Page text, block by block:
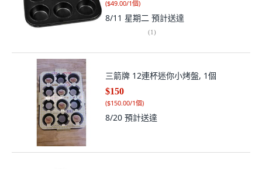
($49.00/1個)
8/11 星期二 預計送達
(1)
三箭牌 12連杯迷你小烤盤, 1個
$150
($150.00/1個)
8/20 預計送達